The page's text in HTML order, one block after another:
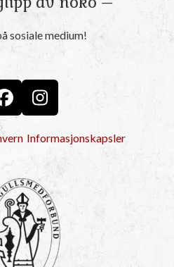
sosiale medium!
FacebookInstagram
Informasjonskapsler